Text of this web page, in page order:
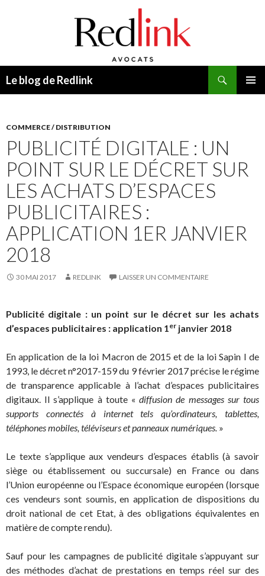
Le blog de Redlink
COMMERCE / DISTRIBUTION
PUBLICITÉ DIGITALE : UN
POINT SUR LE DÉCRET SUR
LES ACHATS D’ESPACES
PUBLICITAIRES :
APPLICATION 1ER JANVIER
2018
30 MAI 2017 REDLINK LAISSER UN COMMENTAIRE
Publicité digitale : un point sur le décret sur les achats
d’espaces publicitaires : application 1er janvier 2018
En application de la loi Macron de 2015 et de la loi Sapin I de
1993, le décret n°2017-159 du 9 février 2017 précise le régime
de transparence applicable à l’achat d’espaces publicitaires
digitaux. Il s’applique à toute «diffusion de messages sur tous
supports connectés à internet tels qu’ordinateurs, tablettes,
téléphones mobiles, téléviseurs et panneaux numériques. »
Le texte s’applique aux vendeurs d’espaces établis (à savoir
siège ou établissement ou succursale) en France ou dans
l’Union européenne ou l’Espace économique européen (lorsque
ces vendeurs sont soumis, en application de dispositions du
droit national de cet Etat, à des obligations équivalentes en
matière de compte rendu).
Sauf pour les campagnes de publicité digitale s’appuyant sur
des méthodes d’achat de prestations en temps réel sur des